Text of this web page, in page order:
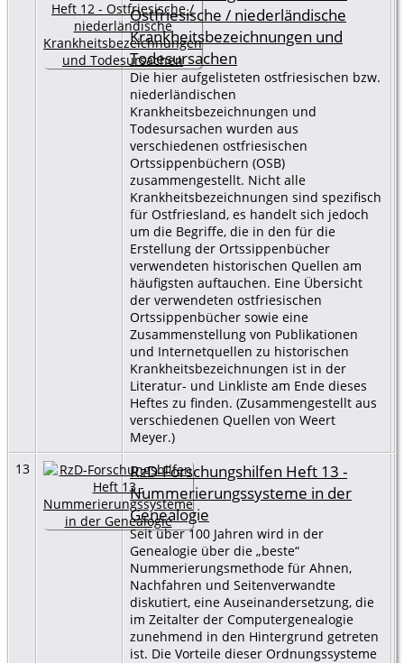
Ostfriesische / niederländische
Krankheitsbezeichnungen und
Todesursachen
Die hier aufgelisteten ostfriesischen bzw.
niederländischen
Krankheitsbezeichnungen und
Todesursachen wurden aus
verschiedenen ostfriesischen
Ortssippenbüchern (OSB)
zusammengestellt. Nicht alle
Krankheitsbezeichnungen sind spezifisch
für Ostfriesland, es handelt sich jedoch
um die Begriffe, die in den für die
Erstellung der Ortssippenbücher
verwendeten historischen Quellen am
häufigsten auftauchen. Eine Übersicht
der verwendeten ostfriesischen
Ortssippenbücher sowie eine
Zusammenstellung von Publikationen
und Internetquellen zu historischen
Krankheitsbezeichnungen ist in der
Literatur- und Linkliste am Ende dieses
Heftes zu finden. (Zusammengestellt aus
verschiedenen Quellen von Weert
Meyer.)
13
RzD-Forschungshilfen Heft 13 -
Nummerierungssysteme in der
Genealogie
Seit über 100 Jahren wird in der
Genealogie über die „beste“
Nummerierungsmethode für Ahnen,
Nachfahren und Seitenverwandte
diskutiert, eine Auseinandersetzung, die
im Zeitalter der Computergenealogie
zunehmend in den Hintergrund getreten
ist. Die Vorteile dieser Ordnungssysteme